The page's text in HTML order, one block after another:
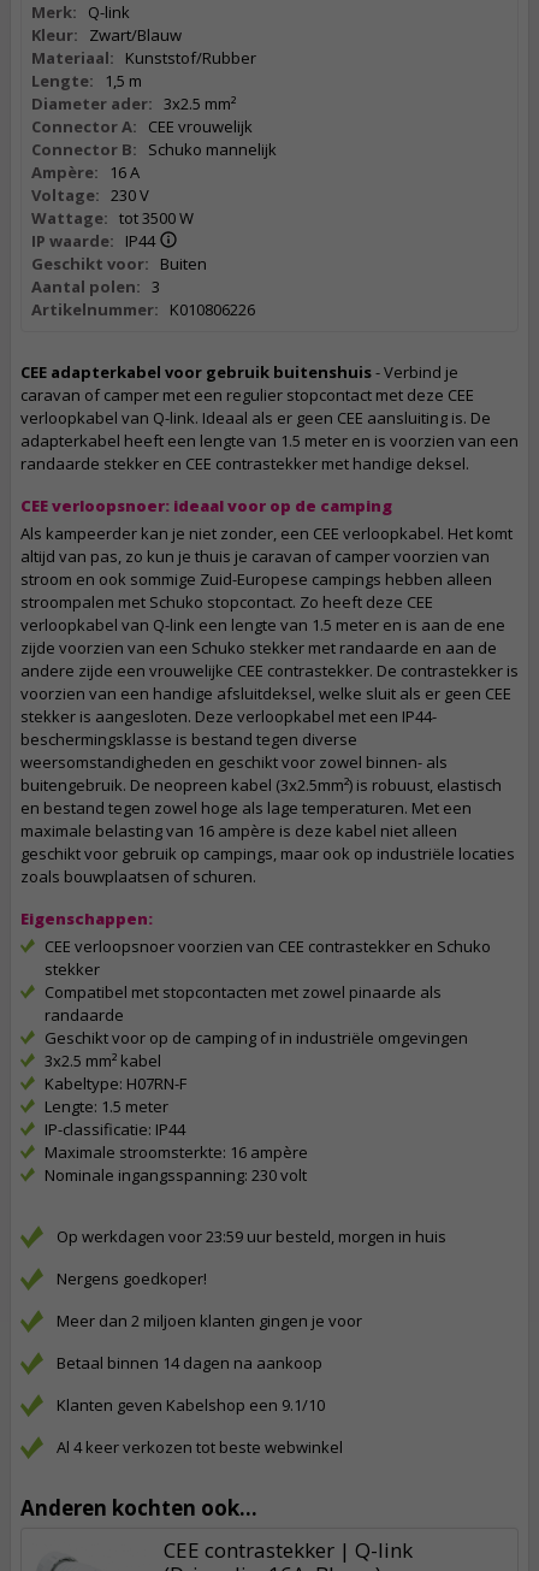
Merk:
Q-link
Kleur:
Zwart/Blauw
Materiaal:
Kunststof/Rubber
Lengte:
1,5 m
Diameter ader: 3x2.5 mm²
Connector A:
CEE vrouwelijk
Connector B:
Schuko mannelijk
Ampère:
16 A
Voltage: 230 V
Wattage: tot 3500 W
IP waarde:
IP44
Geschikt voor:
Buiten
Aantal polen: 3
Artikelnummer:
K010806226
CEE adapterkabel voor gebruik buitenshuis- Verbind je
caravan of camper met een regulier stopcontact met deze CEE
verloopkabel van Q-link. Ideaal als er geen CEE aansluiting is. De
adapterkabel heeft een lengte van 1.5 meter en is voorzien van een
randaarde stekker en CEE contrastekker met handige deksel.
CEE verloopsnoer: ideaal voor op de camping
Als kampeerder kan je niet zonder, een CEE verloopkabel. Het komt
altijd van pas, zo kun je thuis je caravan of camper voorzien van
stroom en ook sommige Zuid-Europese campings hebben alleen
stroompalen met Schuko stopcontact. Zo heeft deze CEE
verloopkabel van Q-link een lengte van 1.5 meter en is aan de ene
zijde voorzien van een Schuko stekker met randaarde en aan de
andere zijde een vrouwelijke CEE contrastekker. De contrastekker is
voorzien van een handige afsluitdeksel, welke sluit als er geen CEE
stekker is aangesloten. Deze verloopkabel met een IP44-
beschermingsklasse is bestand tegen diverse
weersomstandigheden en geschikt voor zowel binnen- als
buitengebruik. De neopreen kabel (3x2.5mm²) is robuust, elastisch
en bestand tegen zowel hoge als lage temperaturen. Met een
maximale belasting van 16 ampère is deze kabel niet alleen
geschikt voor gebruik op campings, maar ook op industriële locaties
zoals bouwplaatsen of schuren.
Eigenschappen:
CEE verloopsnoer voorzien van CEE contrastekker en Schuko
stekker
Compatibel met stopcontacten met zowel pinaarde als
randaarde
Geschikt voor op de camping of in industriële omgevingen
3x2.5 mm² kabel
Kabeltype: H07RN-F
Lengte: 1.5 meter
IP-classificatie: IP44
Maximale stroomsterkte: 16 ampère
Nominale ingangsspanning: 230 volt
Op werkdagen voor 23:59 uur besteld, morgen in huis
Nergens goedkoper!
Meer dan 2 miljoen klanten gingen je voor
Betaal binnen 14 dagen na aankoop
Klanten geven Kabelshop een 9.1/10
Al 4 keer verkozen tot beste webwinkel
Anderen kochten ook...
CEE contrastekker | Q-link